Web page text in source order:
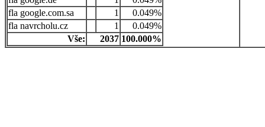
google.com.sa
1
0.049%
navrcholu.cz
1
0.049%
Vše:
2037 100.000%